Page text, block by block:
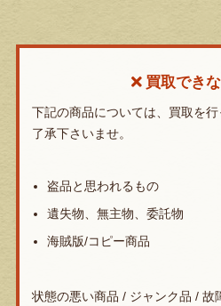
買取でき
下記の商品については、買取を
了承下さいませ。
盗品と思われるもの
遺失物、無主物、委託物
海賊版/コピー商品
状態の悪い商品 / ジャンク品 / 故